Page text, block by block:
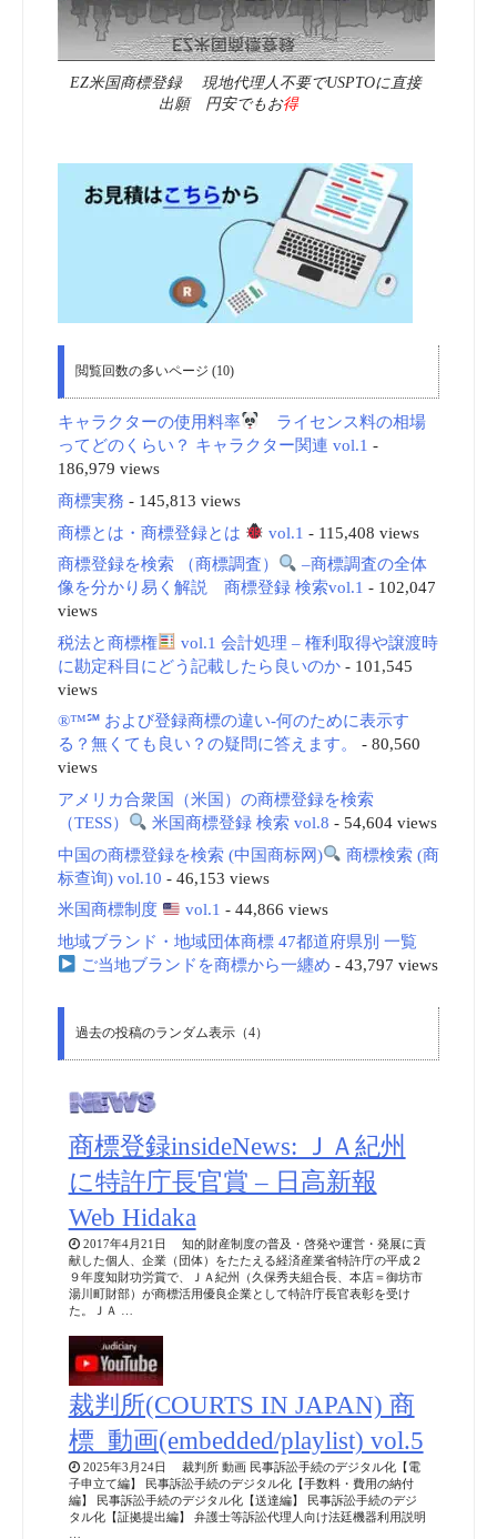
EZ米国商標登録 現地代理人不要でUSPTOに直接
出願 円安でもお得
閲覧回数の多いページ (10)
キャラクターの使用料率
ライセンス料の相場
ってどのくらい？ キャラクター関連 vol.1 -
186,979 views
商標実務 - 145,813 views
商標とは・商標登録とは
vol.1 - 115,408 views
商標登録を検索 （商標調査）
–商標調査の全体
像を分かり易く解説 商標登録 検索vol.1 - 102,047
views
税法と商標権
vol.1 会計処理 – 権利取得や譲渡時
に勘定科目にどう記載したら良いのか- 101,545
views
®™℠ および登録商標の違い-何のために表示す
る？無くても良い？の疑問に答えます。
- 80,560
views
アメリカ合衆国（米国）の商標登録を検索
（TESS）
米国商標登録 検索 vol.8 - 54,604 views
中国の商標登録を検索 (中国商标网)
商標検索 (商
标查询) vol.10 - 46,153 views
米国商標制度
vol.1 - 44,866 views
地域ブランド・地域団体商標 47都道府県別 一覧
ご当地ブランドを商標から一纏め - 43,797 views
過去の投稿のランダム表示（4）
商標登録insideNews: ＪＡ紀州
に特許庁長官賞 – 日高新報
Web Hidaka
2017年4月21日 知的財産制度の普及・啓発や運営・発展に貢
献した個人、企業（団体）をたたえる経済産業省特許庁の平成２
９年度知財功労賞で、ＪＡ紀州（久保秀夫組合長、本店＝御坊市
湯川町財部）が商標活用優良企業として特許庁長官表彰を受け
た。ＪＡ …
裁判所(COURTS IN JAPAN) 商
標_動画(embedded/playlist) vol.5
2025年3月24日 裁判所 動画 民事訴訟手続のデジタル化【電
子申立て編】 民事訴訟手続のデジタル化【手数料・費用の納付
編】 民事訴訟手続のデジタル化【送達編】 民事訴訟手続のデジ
タル化【証拠提出編】 弁護士等訴訟代理人向け法廷機器利用説明